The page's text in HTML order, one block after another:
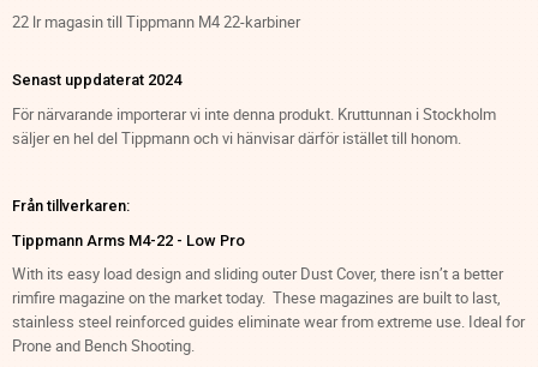
22 lr magasin till Tippmann M4 22-karbiner
Senast uppdaterat 2024
För närvarande importerar vi inte denna produkt. Kruttunnan i Stockholm
säljer en hel del Tippmann och vi hänvisar därför istället till honom.
Från tillverkaren:
Tippmann Arms M4-22 - Low Pro
With its easy load design and sliding outer Dust Cover, there isn’t a better
rimfire magazine on the market today. These magazines are built to last,
stainless steel reinforced guides eliminate wear from extreme use. Ideal for
Prone and Bench Shooting.